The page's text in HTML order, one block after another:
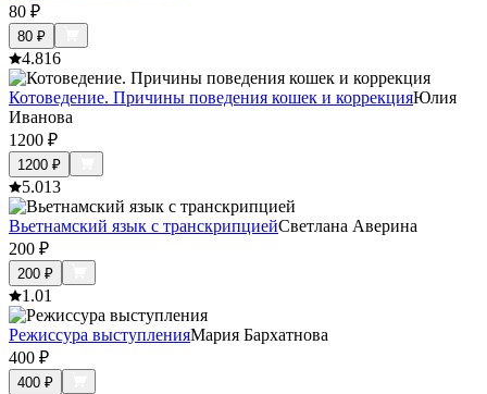
80 ₽
80 ₽
4.816
Котоведение. Причины поведения кошек и коррекцияЮлия
Иванова
1200 ₽
1200 ₽
5.013
Вьетнамский язык с транскрипциейСветлана Аверина
200 ₽
200 ₽
1.01
Режиссура выступленияМария Бархатнова
400 ₽
400 ₽